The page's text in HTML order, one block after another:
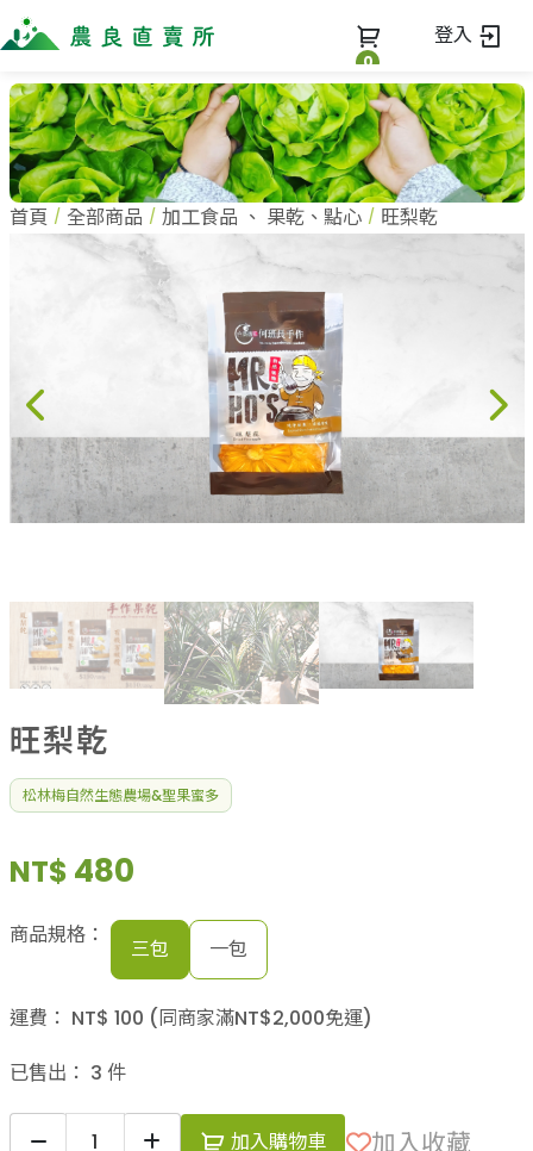
0
登入
全部商品
全部商品
當季優質水果專區
鳳梨專區
米、雜糧
麵食、米粉
油、醬油
調味、醬料
加工食品
台灣茶
咖啡
花果茶飲
加工飲品
花卉
加工生活用品
原民特區
農會商品
農業策略聯盟 送禮專區
最新消息
商家一覽
農會
關於我們
關於我們
加入我們
訂單查詢
登入
首頁 全部商品 加工食品 、 果乾、點心 旺梨乾
旺梨乾
松林梅自然生態農場&聖果蜜多
NT$ 480
商品規格：
三包 一包
運費： NT$ 100 (同商家滿NT$2,000免運)
已售出： 3 件
加入購物車 加入收藏